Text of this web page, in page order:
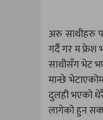
अरु साथीहरु
गर्दै गर म फ्रेश
साथीसँग भेट
मान्छे
दुलही भएको
लागेको हुन